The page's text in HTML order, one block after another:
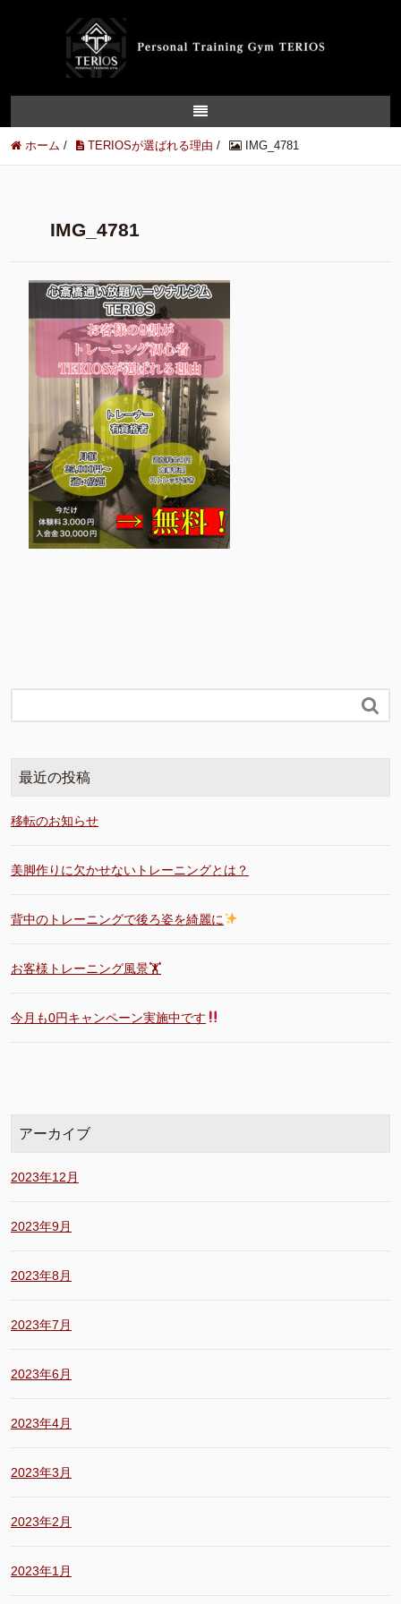
ホーム / TERIOSが選ばれる理由 / IMG_4781
IMG_4781

最近の投稿
移転のお知らせ
美脚作りに欠かせないトレーニングとは？
背中のトレーニングで後ろ姿を綺麗に
お客様トレーニング風景🏋️
今月も0円キャンペーン実施中です
アーカイブ
2023年12月
2023年9月
2023年8月
2023年7月
2023年6月
2023年4月
2023年3月
2023年2月
2023年1月